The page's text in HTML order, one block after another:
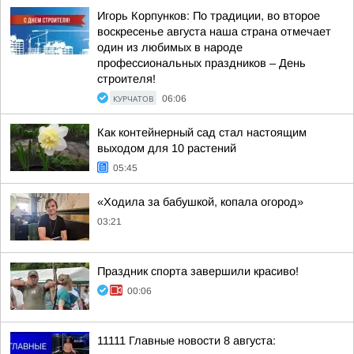
Игорь Корпунков: По традиции, во второе
воскресенье августа наша страна отмечает
один из любимых в народе
профессиональных праздников – День
строителя!
КУРЧАТОВ 06:06
Как контейнерный сад стал настоящим
выходом для 10 растений
05:45
«Ходила за бабушкой, копала огород»
03:21
Праздник спорта завершили красиво!
00:06
11111 Главные новости 8 августа: